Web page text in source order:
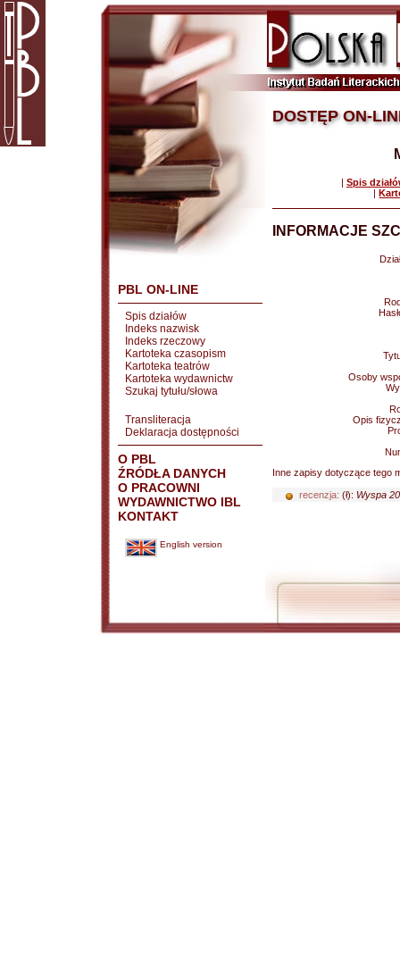
PBL ON-LINE
Spis działów
Indeks nazwisk
Indeks rzeczowy
Kartoteka czasopism
Kartoteka teatrów
Kartoteka wydawnictw
Szukaj tytułu/słowa
Transliteracja
Deklaracja dostępności
O PBL
ŹRÓDŁA DANYCH
O PRACOWNI
WYDAWNICTWO IBL
KONTAKT
English version
DOSTĘP ON-
| Spis
|
INFORMACJE
Osoby
Opis
Inne zapisy dotyczące tego
recenzja: (ł): Wyspa